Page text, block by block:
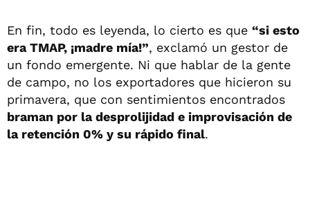
En fin, todo es leyenda, lo cierto es que “si esto
era TMAP, ¡madre mía!”, exclamó un gestor de
un fondo emergente. Ni que hablar de la gente
de campo, no los exportadores que hicieron su
primavera, que con sentimientos encontrados
braman por la desprolijidad e improvisación de
la retención 0% y su rápido final.